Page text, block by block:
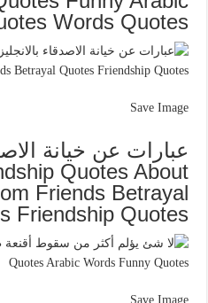
Words Quotes
Save Image
عبارات عن خيانة
Quotes About
Friends Betrayal
Friendship Quotes
Save Image